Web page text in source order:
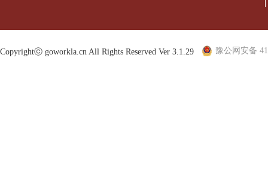
Copyrightⓒ goworkla.cn All Rights Reserved Ver 3.1.29 豫公网安备